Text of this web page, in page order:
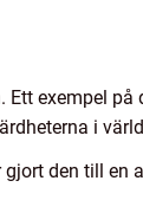
exempel på
i
den till en